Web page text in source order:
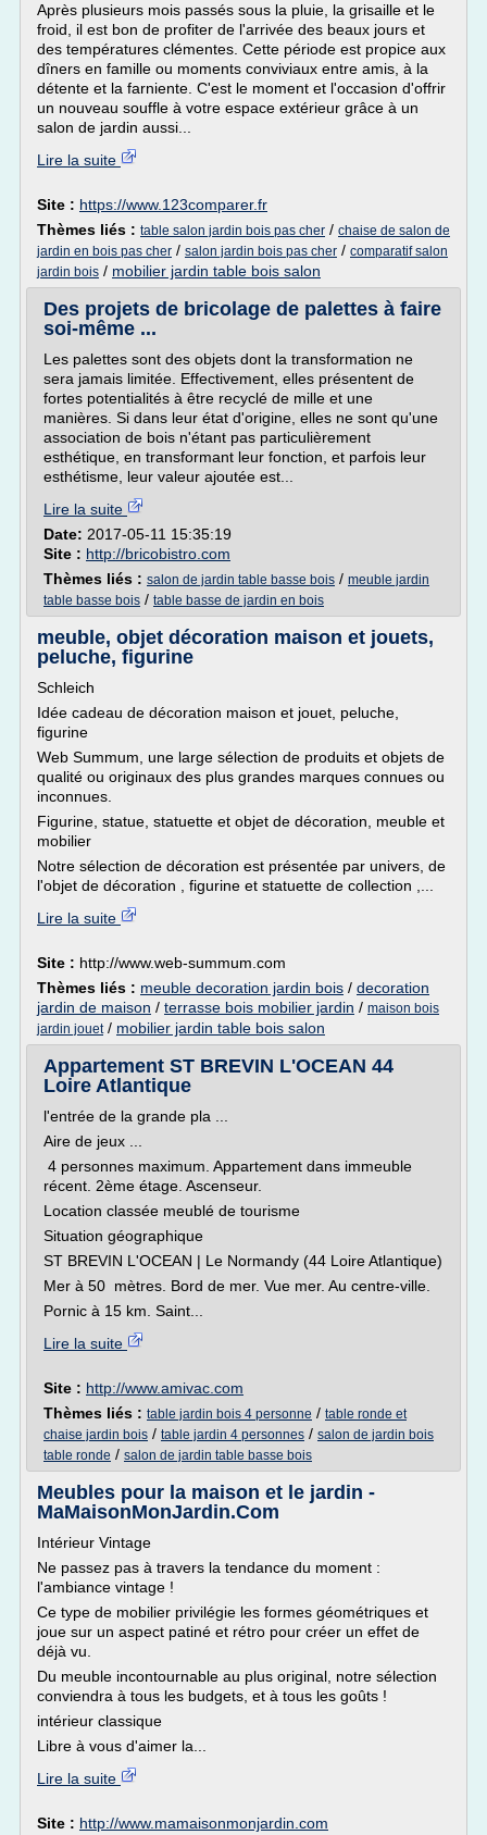
Après plusieurs mois passés sous la pluie, la grisaille et le
froid, il est bon de profiter de l'arrivée des beaux jours et
des températures clémentes. Cette période est propice aux
dîners en famille ou moments conviviaux entre amis, à la
détente et la farniente. C'est le moment et l'occasion d'offrir
un nouveau souffle à votre espace extérieur grâce à un
salon de jardin aussi...
Lire la suite
Site : https://www.123comparer.fr
Thèmes liés : table salon jardin bois pas cher / chaise de salon de
jardin en bois pas cher / salon jardin bois pas cher / comparatif salon
jardin bois / mobilier jardin table bois salon
Des projets de bricolage de palettes à faire
soi-même ...
Les palettes sont des objets dont la transformation ne
sera jamais limitée. Effectivement, elles présentent de
fortes potentialités à être recyclé de mille et une
manières. Si dans leur état d'origine, elles ne sont qu'une
association de bois n'étant pas particulièrement
esthétique, en transformant leur fonction, et parfois leur
esthétisme, leur valeur ajoutée est...
Lire la suite
Date: 2017-05-11 15:35:19
Site : http://bricobistro.com
Thèmes liés : salon de jardin table basse bois / meuble jardin
table basse bois / table basse de jardin en bois
meuble, objet décoration maison et jouets,
peluche, figurine
Schleich
Idée cadeau de décoration maison et jouet, peluche,
figurine
Web Summum, une large sélection de produits et objets de
qualité ou originaux des plus grandes marques connues ou
inconnues.
Figurine, statue, statuette et objet de décoration, meuble et
mobilier
Notre sélection de décoration est présentée par univers, de
l'objet de décoration , figurine et statuette de collection ,...
Lire la suite
Site : http://www.web-summum.com
Thèmes liés : meuble decoration jardin bois / decoration
jardin de maison / terrasse bois mobilier jardin / maison bois
jardin jouet/ mobilier jardin table bois salon
Appartement ST BREVIN L'OCEAN 44
Loire Atlantique
l'entrée de la grande pla ...
Aire de jeux ...
4 personnes maximum. Appartement dans immeuble
récent. 2ème étage. Ascenseur.
Location classée meublé de tourisme
Situation géographique
ST BREVIN L'OCEAN | Le Normandy (44 Loire Atlantique)
Mer à 50 mètres. Bord de mer. Vue mer. Au centre-ville.
Pornic à 15 km. Saint...
Lire la suite
Site : http://www.amivac.com
Thèmes liés : table jardin bois 4 personne / table ronde et
chaise jardin bois / table jardin 4 personnes / salon de jardin bois
table ronde / salon de jardin table basse bois
Meubles pour la maison et le jardin -
MaMaisonMonJardin.Com
Intérieur Vintage
Ne passez pas à travers la tendance du moment :
l'ambiance vintage !
Ce type de mobilier privilégie les formes géométriques et
joue sur un aspect patiné et rétro pour créer un effet de
déjà vu.
Du meuble incontournable au plus original, notre sélection
conviendra à tous les budgets, et à tous les goûts !
intérieur classique
Libre à vous d'aimer la...
Lire la suite
Site : http://www.mamaisonmonjardin.com